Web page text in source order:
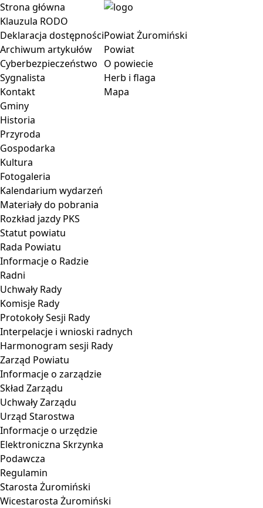
Strona główna
Klauzula RODO
Deklaracja dostępności
Archiwum artykułów
Cyberbezpieczeństwo
Sygnalista
Kontakt
Powiat Żuromiński
Powiat
O powiecie
Herb i flaga
Mapa
Gminy
Historia
Przyroda
Gospodarka
Kultura
Fotogaleria
Kalendarium wydarzeń
Materiały do pobrania
Rozkład jazdy PKS
Statut powiatu
Rada Powiatu
Informacje o Radzie
Radni
Uchwały Rady
Komisje Rady
Protokoły Sesji Rady
Interpelacje i wnioski radnych
Harmonogram sesji Rady
Zarząd Powiatu
Informacje o zarządzie
Skład Zarządu
Uchwały Zarządu
Urząd Starostwa
Informacje o urzędzie
Elektroniczna Skrzynka
Podawcza
Regulamin
Starosta Żuromiński
Wicestarosta Żuromiński